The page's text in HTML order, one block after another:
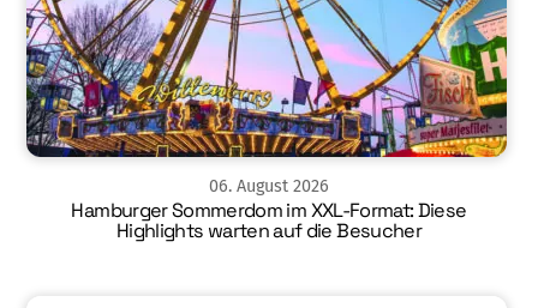
06. August 2026
Hamburger Sommerdom im XXL-Format: Diese
Highlights warten auf die Besucher